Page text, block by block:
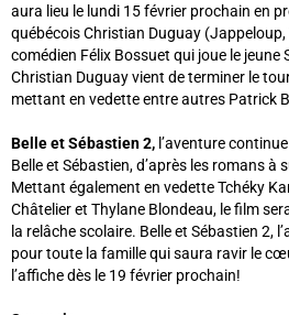
aura lieu le lundi 15 février prochain en
québécois Christian Duguay
comédien Félix Bossuet qui joue le jeune
Christian Duguay vient de terminer le
mettant en vedette entre autres Patrick
Belle et Sébastien 2, l’aventure
Belle et Sébastien, d’après les romans à
Mettant également en vedette Tchéky
Châtelier et Thylane Blondeau, le film
la relâche scolaire. Belle et Sébastien 2,
pour toute la famille qui saura ravir le
l’affiche dès le 19 février prochain!